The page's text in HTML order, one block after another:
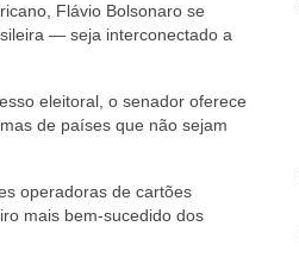
Flávio Bolsonaro se
— seja interconectado a
eleitoral, o senador oferece
de países que não sejam
operadoras de cartões
mais bem-sucedido dos